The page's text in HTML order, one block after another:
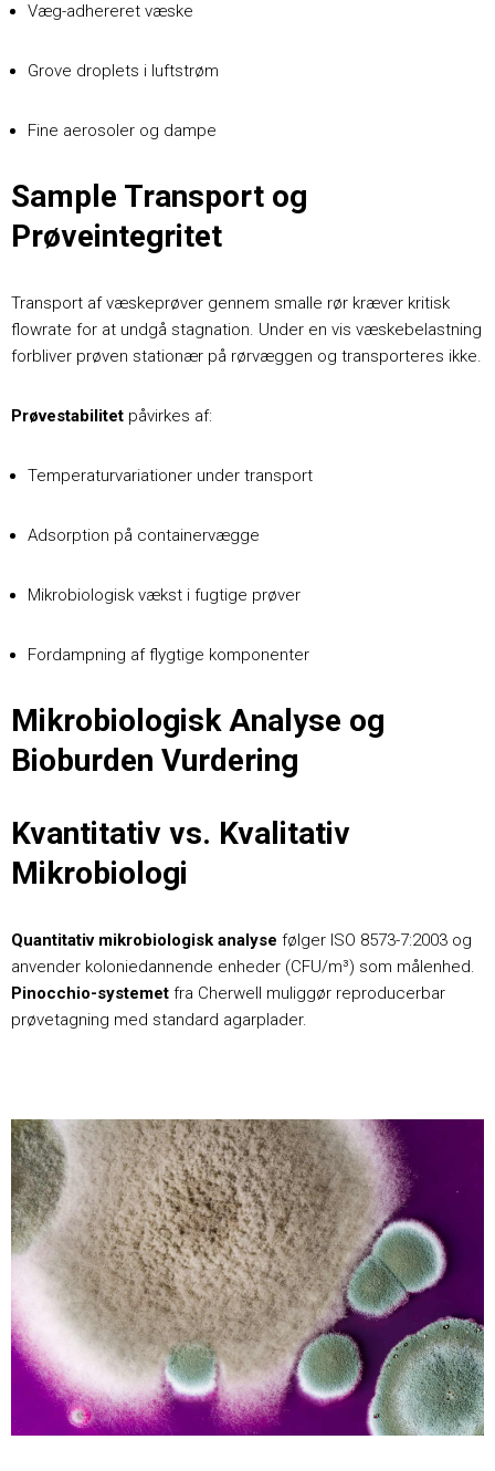
Væg-adhereret væske
Grove droplets i luftstrøm
Fine aerosoler og dampe
Sample Transport og
Prøveintegritet
Transport af væskeprøver gennem smalle rør kræver kritisk
flowrate for at undgå stagnation. Under en vis væskebelastning
forbliver prøven stationær på rørvæggen og transporteres ikke.
Prøvestabilitet påvirkes af:
Temperaturvariationer under transport
Adsorption på containervægge
Mikrobiologisk vækst i fugtige prøver
Fordampning af flygtige komponenter
Mikrobiologisk Analyse og
Bioburden Vurdering
Kvantitativ vs. Kvalitativ
Mikrobiologi
Quantitativ mikrobiologisk analyse følger ISO 8573-7:2003 og
anvender koloniedannende enheder (CFU/m³) som målenhed.
Pinocchio-systemet fra Cherwell muliggør reproducerbar
prøvetagning med standard agarplader.